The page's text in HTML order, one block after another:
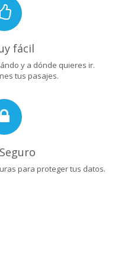
fácil
y a dónde quieres ir.
tus pasajes.
para proteger tus datos.